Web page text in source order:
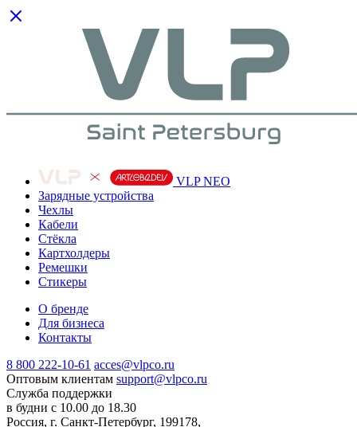
VLP NEO
Зарядные устройства
Чехлы
Кабели
Cтёкла
Картхолдеры
Ремешки
Стикеры
О бренде
Для бизнеса
Контакты
8 800 222-10-61 acces@vlpco.ru
Оптовым клиентам support@vlpco.ru
Служба поддержки
в будни с 10.00 до 18.30
Россия, г. Санкт-Петербург, 199178,